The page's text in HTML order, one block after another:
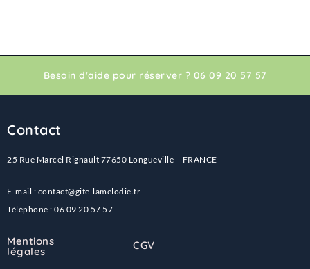
Besoin d'aide pour réserver ? 06 09 20 57 57
Contact
25 Rue Marcel Rignault 77650 Longueville – FRANCE
E-mail : contact@gite-lamelodie.fr
Téléphone : 06 09 20 57 57
Mentions
légales CGV